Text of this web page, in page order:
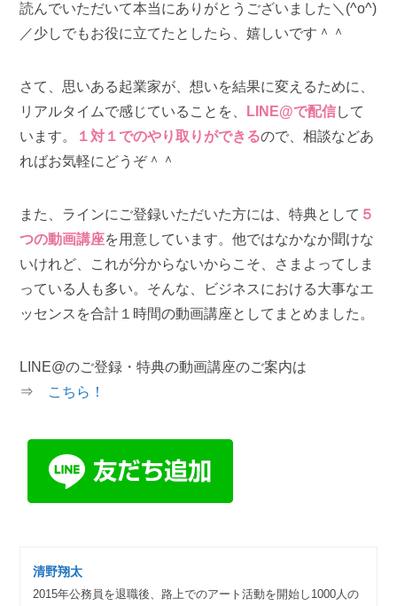
読んでいただいて本当にありがとうございました＼(^o^)
／少しでもお役に立てたとしたら、嬉しいです＾＾
さて、思いある起業家が、想いを結果に変えるために、
リアルタイムで感じていることを、
LINE@で配信して
います。
１対１でのやり取りができるので、相談などあ
ればお気軽にどうぞ＾＾
また、ラインにご登録いただいた方には、特典として ５
つの動画講座を用意しています。他ではなかなか聞けな
いけれど、これが分からないからこそ、さまよってしま
っている人も多い。そんな、ビジネスにおける大事なエ
ッセンスを合計１時間の動画講座としてまとめました。
LINE@のご登録・特典の動画講座のご案内は
⇒ こちら！
清野翔太
2015年公務員を退職後、路上でのアート活動を開始し1000人の